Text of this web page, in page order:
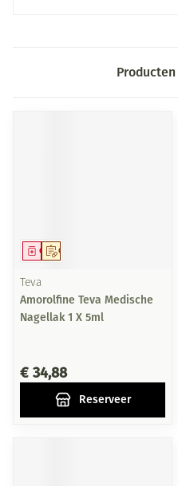
Producten
Op voorschrift
Geneesmiddel
Teva
Amorolfine Teva Medische
Nagellak 1 X 5ml
€ 34,88
Reserveer